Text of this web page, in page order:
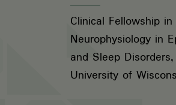
Clinical Fellowship in
Neurophysiology in
and Sleep Disorders,
University of